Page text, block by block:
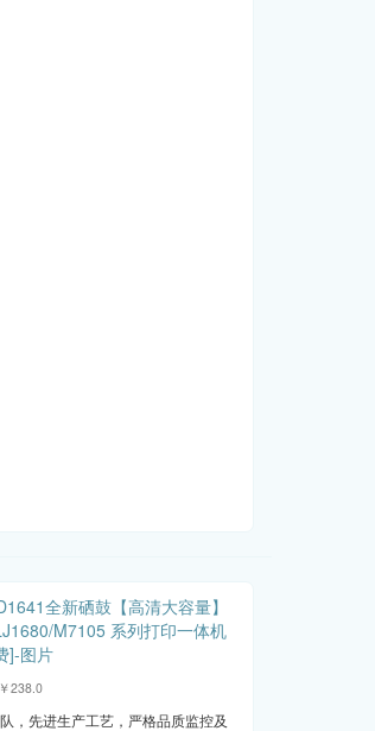
￥238.0
，先进生产工艺，严格品质监控及